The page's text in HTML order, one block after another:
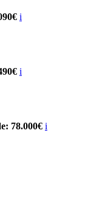
i
i
78.000€ i